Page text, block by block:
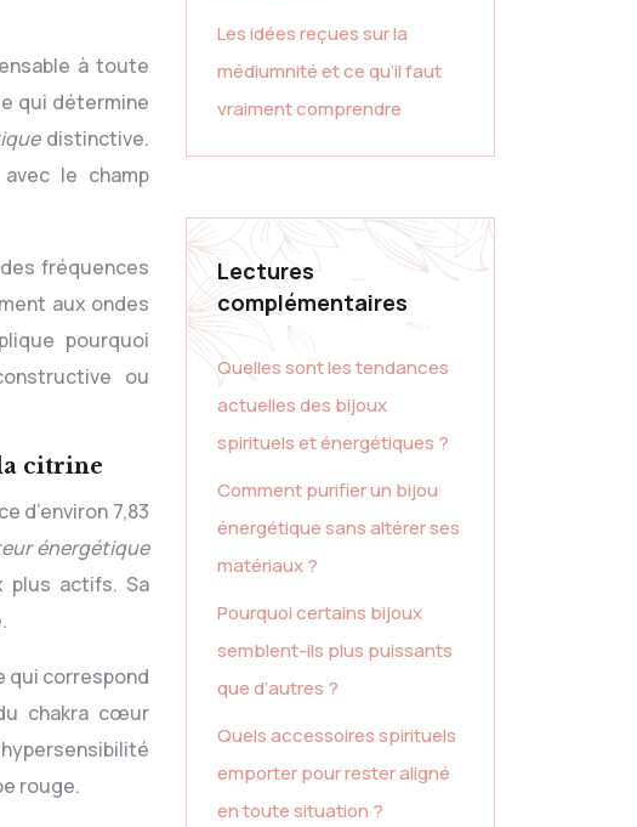
à toute
qui détermine
distinctive.
le champ
fréquences
aux ondes
pourquoi
ou
citrine
d’environ 7,83
énergétique
plus actifs. Sa
qui correspond
chakra cœur
rouge.
Les idées reçues sur la
médiumnité et ce qu’il faut
vraiment comprendre
Lectures
complémentaires
Quelles sont les tendances
actuelles des bijoux
spirituels et énergétiques ?
Comment purifier un bijou
énergétique sans altérer ses
matériaux ?
Pourquoi certains bijoux
semblent-ils plus puissants
que d’autres ?
Quels accessoires spirituels
emporter pour rester aligné
en toute situation ?